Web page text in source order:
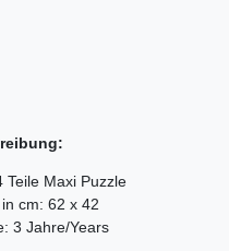
Teile Maxi Puzzle
cm: 62 x 42
3 Jahre/Years